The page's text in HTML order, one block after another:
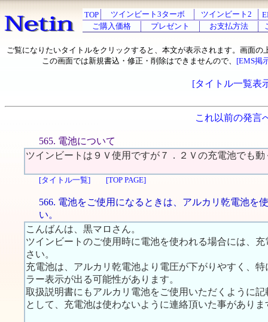
TOP ツインビート3ターボ ツインビート2
ご購入価格
プレゼント お支払方法
ご覧になりたいタイトルをクリックすると、本文が表示されます。画面の
この画面では新規書込・修正・削除はできませんので、 [EMS掲
[タイトル一覧表
これ以前の発言
565. 電池について
ツインビートは９Ｖ使用ですが７．２Ｖの充電池でも動
[タイトル一覧] [TOP PAGE]
566. 電池をご使用になるときは、アルカリ乾電池を
い。
こんばんは、黒マロさん。
ツインビートのご使用時に電池を使われる場合には、
さい。
充電池は、アルカリ乾電池より電圧が下がりやすく、
ラー表示が出る可能性があります。
取扱説明書にもアルカリ電池をご使用いただくように
として、充電池は使わないように連絡頂いた事がありま